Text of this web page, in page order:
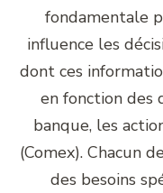
fondamentale
influence les
dont ces
en fonction des
banque, les
(Comex). Chacun
des besoins